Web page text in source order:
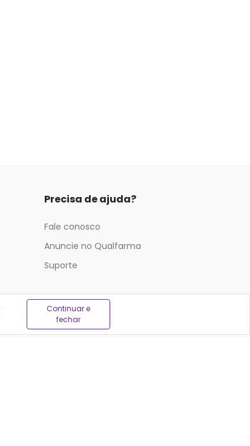
Precisa de ajuda?
Fale conosco
Anuncie no Qualfarma
Suporte
Continuar e
fechar